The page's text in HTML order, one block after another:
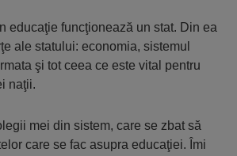
educaţie funcţionează un stat. Din ea
ale statului: economia, sistemul
şi tot ceea ce este vital pentru
naţii.
mei din sistem, care se zbat să
care se fac asupra educaţiei. Îmi